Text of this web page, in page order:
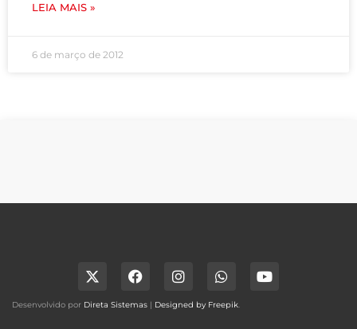
LEIA MAIS »
6 de março de 2012
Desenvolvido por Direta Sistemas | Designed by Freepik.